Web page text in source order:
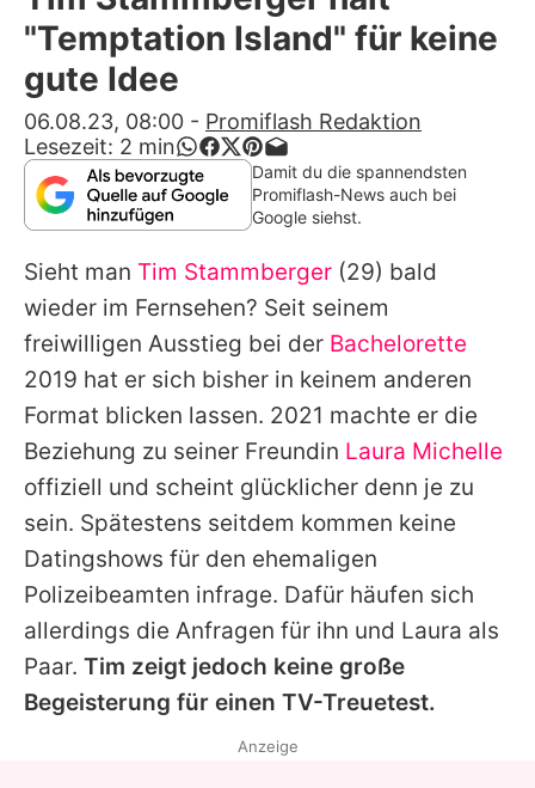
Alle Themen auf Promiflash
App runterladen
Team
Redaktionelle Richtlinien
Impressum
Datenschutzerklärung
Nutzungsbedingungen
Utiq verwalten
"Temptation Island" für keine
gute Idee
06.08.23, 08:00 - Promiflash Redaktion
Lesezeit: 2 min
Damit du die spannendsten
Promiflash-News auch bei
Google siehst.
Sieht man Tim Stammberger (29) bald
wieder im Fernsehen? Seit seinem
freiwilligen Ausstieg bei der Bachelorette
2019 hat er sich bisher in keinem anderen
Format blicken lassen. 2021 machte er die
Beziehung zu seiner Freundin Laura Michelle
offiziell und scheint glücklicher denn je zu
sein. Spätestens seitdem kommen keine
Datingshows für den ehemaligen
Polizeibeamten infrage. Dafür häufen sich
allerdings die Anfragen für ihn und Laura als
Paar. Tim zeigt jedoch keine große
Begeisterung für einen TV-Treuetest.
Anzeige